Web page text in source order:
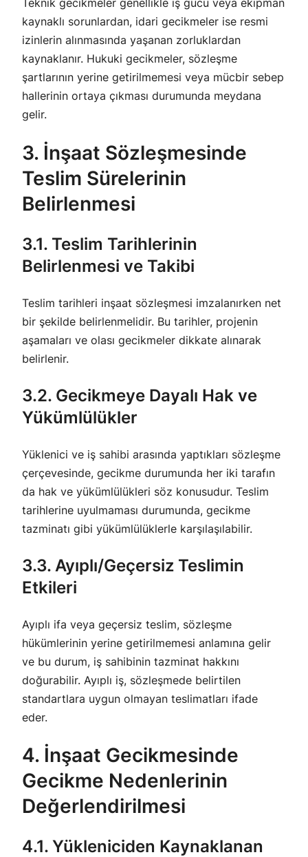
Teknik gecikmeler genellikle iş gücü veya ekipman
kaynaklı sorunlardan, idari gecikmeler ise resmi
izinlerin alınmasında yaşanan zorluklardan
kaynaklanır. Hukuki gecikmeler, sözleşme
şartlarının yerine getirilmemesi veya mücbir sebep
hallerinin ortaya çıkması durumunda meydana
gelir.
3. İnşaat Sözleşmesinde
Teslim Sürelerinin
Belirlenmesi
3.1. Teslim Tarihlerinin
Belirlenmesi ve Takibi
Teslim tarihleri inşaat sözleşmesi imzalanırken net
bir şekilde belirlenmelidir. Bu tarihler, projenin
aşamaları ve olası gecikmeler dikkate alınarak
belirlenir.
3.2. Gecikmeye Dayalı Hak ve
Yükümlülükler
Yüklenici ve iş sahibi arasında yaptıkları sözleşme
çerçevesinde, gecikme durumunda her iki tarafın
da hak ve yükümlülükleri söz konusudur. Teslim
tarihlerine uyulmaması durumunda, gecikme
tazminatı gibi yükümlülüklerle karşılaşılabilir.
3.3. Ayıplı/Geçersiz Teslimin
Etkileri
Ayıplı ifa veya geçersiz teslim, sözleşme
hükümlerinin yerine getirilmemesi anlamına gelir
ve bu durum, iş sahibinin tazminat hakkını
doğurabilir. Ayıplı iş, sözleşmede belirtilen
standartlara uygun olmayan teslimatları ifade
eder.
4. İnşaat Gecikmesinde
Gecikme Nedenlerinin
Değerlendirilmesi
4.1. Yükleniciden Kaynaklanan